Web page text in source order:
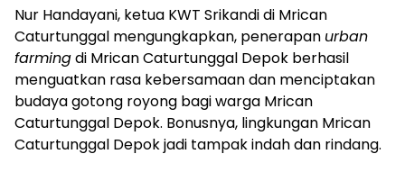
Nur Handayani, ketua KWT Srikandi di Mrican
Caturtunggal mengungkapkan, penerapan urban
farmingdi Mrican Caturtunggal Depok berhasil
menguatkan rasa kebersamaan dan menciptakan
budaya gotong royong bagi warga Mrican
Caturtunggal Depok. Bonusnya, lingkungan Mrican
Caturtunggal Depok jadi tampak indah dan rindang.